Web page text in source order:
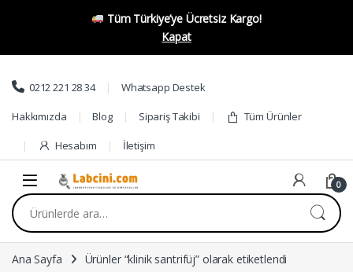
Tüm Türkiye’ye Ücretsiz Kargo!
Kapat
Skip to navigation
Skip to content
0212 221 28 34 Whatsapp Destek
Hakkımızda Blog Sipariş Takibi Tüm Ürünler
Hesabım İletişim
0
Ara:
Ana Sayfa Ürünler “klinik santrifüj” olarak etiketlendi